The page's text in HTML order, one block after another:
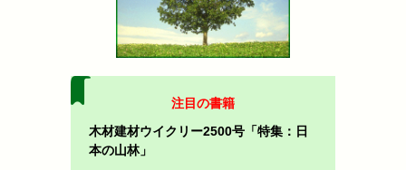
注目の書籍
木材建材ウイクリー2500号「特集：日
本の山林」